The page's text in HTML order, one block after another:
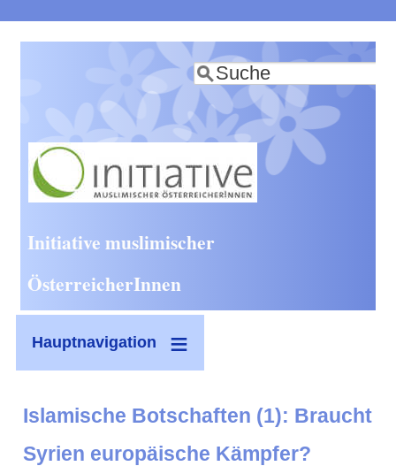
zum
Inhalt
Suche
Initiative muslimischer
ÖsterreicherInnen
Hauptnavigation
Islamische Botschaften (1): Braucht
Syrien europäische Kämpfer?